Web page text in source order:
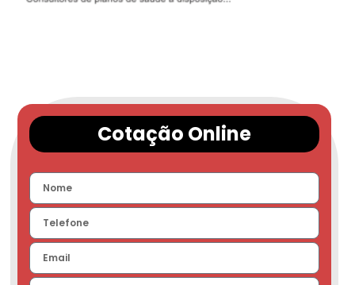
Cotação Online